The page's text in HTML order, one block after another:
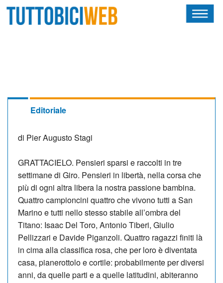
ALBI D'ORO
NEWSLETTER
Editoriale
di Pier Augusto Stagi
GRATTACIELO. Pensieri sparsi e raccolti in tre
settimane di Giro. Pensieri in libertà, nella corsa che
più di ogni altra libera la nostra passione bambina.
Quattro campioncini quattro che vivono tutti a San
Marino e tutti nello stesso stabile all’ombra del
Titano: Isaac Del Toro, Antonio Tiberi, Giulio
Pellizzari e Davide Piganzoli. Quattro ragazzi finiti là
in cima alla classifica rosa, che per loro è diventata
casa, pianerottolo e cortile: probabilmente per diversi
anni, da quelle parti e a quelle latitudini, abiteranno